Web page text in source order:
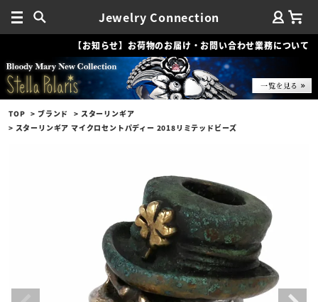
Jewelry Connection
【お知らせ】お荷物のお届け・お問い合わせ業務について
TOP ブランド
スターリンギア
スターリンギア マイクロセントパディー 2018リミテッドビーズ